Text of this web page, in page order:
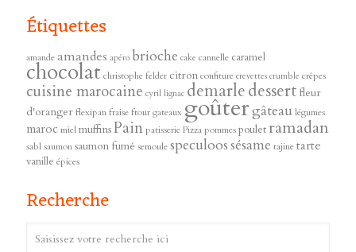
Étiquettes
amandeamandes apéro brioche cake cannelle caramel
chocolat christophe felder citronconfiture crevettes crumble crêpes
cuisine marocaine cyril lignac demarledessert fleur
d'orangerflexipanfraiseftourgateaux goûtergâteaulégumes
maroc mielmuffinsPainpatisseriePizzapommespouletramadan
sablsaumonsaumon fumé semoulespeculoossésame tajinetarte
vanille épices
Recherche